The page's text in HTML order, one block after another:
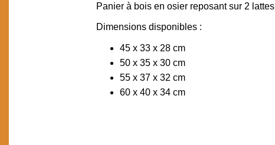
DESCRIPTION
Panier à bois en osier reposant sur 2
Dimensions disponibles :
45 x 33 x 28 cm
50 x 35 x 30 cm
55 x 37 x 32 cm
60 x 40 x 34 cm